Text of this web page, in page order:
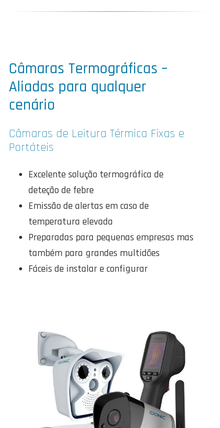
Câmaras Termográficas –
Aliadas para qualquer
cenário
Câmaras de Leitura Térmica Fixas e
Portáteis
Excelente solução termográfica de
deteção de febre
Emissão de alertas em caso de
temperatura elevada
Preparadas para pequenas empresas mas
também para grandes multidões
Fáceis de instalar e configurar